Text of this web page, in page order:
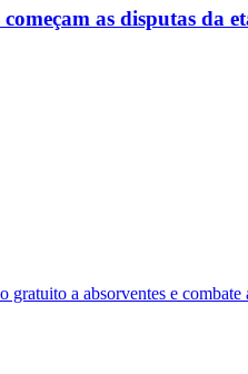
as disputas da
a absorventes e combate